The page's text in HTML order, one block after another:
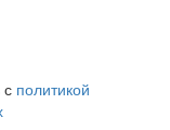
политикой